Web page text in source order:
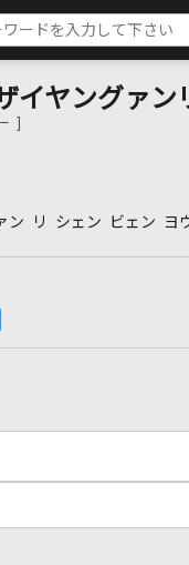
イヤングァン
]
ン リ シェン ビェン ヨ